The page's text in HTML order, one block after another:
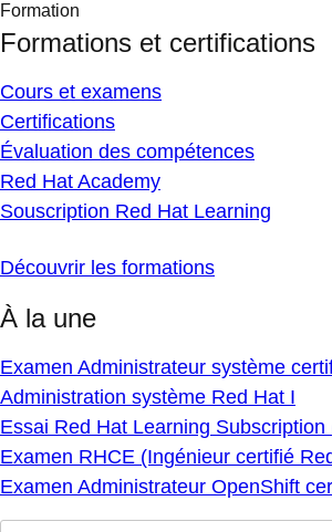
Formation
Formations et certifications
Cours et examens
Certifications
Évaluation des compétences
Red Hat Academy
Souscription Red Hat Learning
Découvrir les formations
À la une
Examen Administrateur système
Administration système Red Hat I
Essai Red Hat Learning Subscription
Examen RHCE (Ingénieur certifié
Examen Administrateur OpenShift